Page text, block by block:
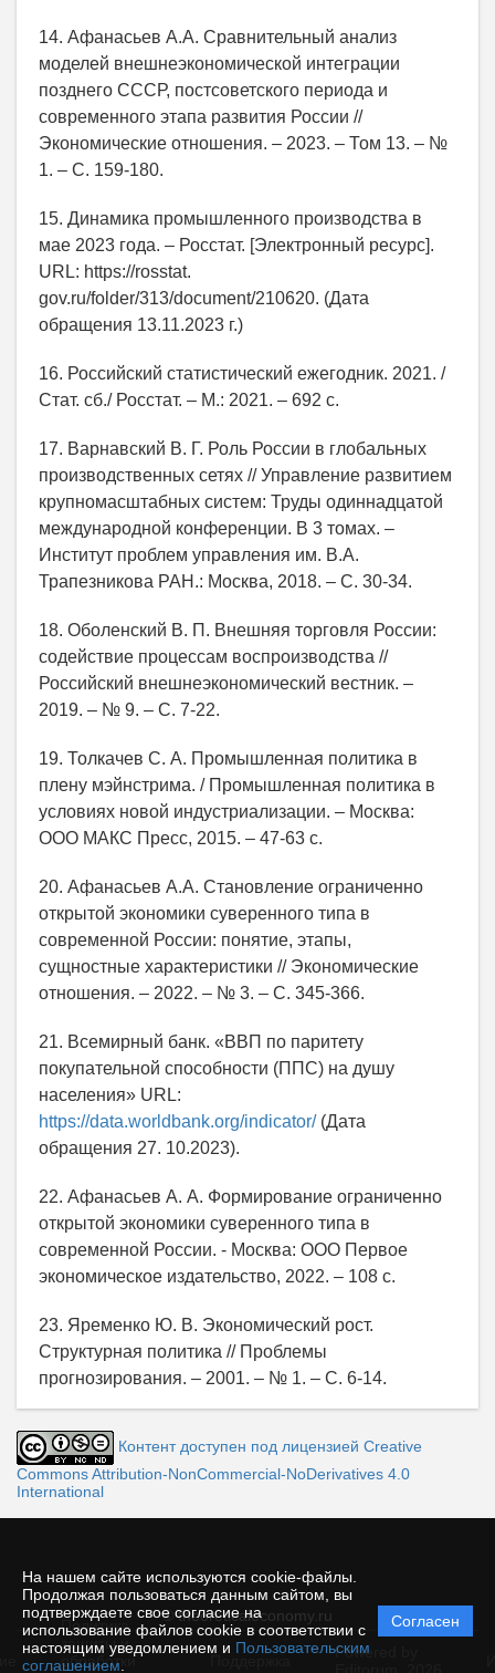
На нашем сайте используются cookie-файлы.
Продолжая пользоваться данным сайтом, вы
подтверждаете свое согласие на
использование файлов cookie в соответствии с
настоящим уведомлением и Пользовательским
соглашением
Согласен
14. Афанасьев А.А. Сравнительный анализ
моделей внешнеэкономической интеграции
позднего СССР, постсоветского периода и
современного этапа развития России //
Экономические отношения. – 2023. – Том 13. – №
1. – С. 159-180.
15. Динамика промышленного производства в
мае 2023 года. – Росстат. [Электронный ресурс].
URL: https://rosstat.
gov.ru/folder/313/document/210620. (Дата
обращения 13.11.2023 г.)
16. Российский статистический ежегодник. 2021. /
Стат. сб./ Росстат. – М.: 2021. – 692 c.
17. Варнавский В. Г. Роль России в глобальных
производственных сетях // Управление развитием
крупномасштабных систем: Труды одиннадцатой
международной конференции. В 3 томах. –
Институт проблем управления им. В.А.
Трапезникова РАН.: Москва, 2018. – С. 30-34.
18. Оболенский В. П. Внешняя торговля России:
содействие процессам воспроизводства //
Российский внешнеэкономический вестник. –
2019. – № 9. – С. 7-22.
19. Толкачев С. А. Промышленная политика в
плену мэйнстрима. / Промышленная политика в
условиях новой индустриализации. – Москва:
ООО МАКС Пресс, 2015. – 47-63 c.
20. Афанасьев А.А. Становление ограниченно
открытой экономики суверенного типа в
современной России: понятие, этапы,
сущностные характеристики // Экономические
отношения. – 2022. – № 3. – С. 345-366.
21. Всемирный банк. «ВВП по паритету
покупательной способности (ППС) на душу
населения» URL:
https://data.worldbank.org/indicator/(Дата
обращения 27. 10.2023).
22. Афанасьев А. А. Формирование ограниченно
открытой экономики суверенного типа в
современной России. - Москва: ООО Первое
экономическое издательство, 2022. – 108 c.
23. Яременко Ю. В. Экономический рост.
Структурная политика // Проблемы
прогнозирования. – 2001. – № 1. – С. 6-14.
Контент доступен под лицензией Creative
Commons Attribution-NonCommercial-NoDerivatives 4.0
International
© theoreticaleconomy.ru
Политика
защиты и
обработки
Powered by